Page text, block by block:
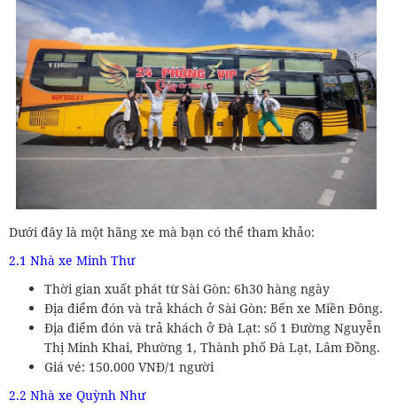
Dưới đây là một hãng xe mà bạn có thể tham khảo:
2.1 Nhà xe Minh Thư
Thời gian xuất phát từ Sài Gòn: 6h30 hàng ngày
Địa điểm đón và trả khách ở Sài Gòn: Bến xe Miền Đông.
Địa điểm đón và trả khách ở Đà Lạt: số 1 Đường Nguyễn
Thị Minh Khai, Phường 1, Thành phố Đà Lạt, Lâm Đồng.
Giá vé: 150.000 VNĐ/1 người
2.2 Nhà xe Quỳnh Như